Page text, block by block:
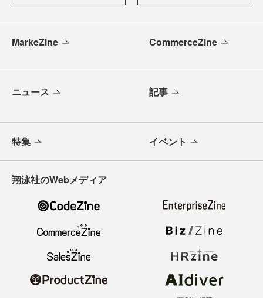
MarkeZine CommerceZine
ニュース 記事
特集 イベント
翔泳社のWebメディア